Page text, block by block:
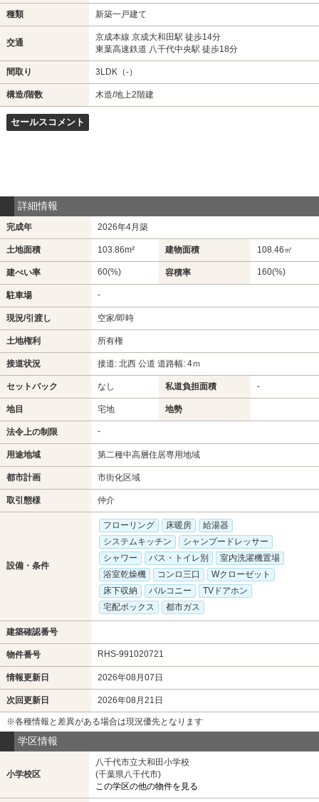
種類 新築一戸建て
交通
京成本線 京成大和田駅 徒歩14分
東葉高速鉄道 八千代中央駅 徒歩18分
間取り 3LDK（-）
構造/階数 木造/地上2階建
セールスコメント
詳細情報
完成年 2026年4月築
土地面積 103.86m² 建物面積 108.46㎡
建ぺい率 60(%) 容積率 160(%)
駐車場 -
現況/引渡し 空家/即時
土地権利 所有権
接道状況 接道: 北西 公道 道路幅: 4ｍ
セットバック なし 私道負担面積 -
地目 宅地 地勢
法令上の制限 -
用途地域 第二種中高層住居専用地域
都市計画 市街化区域
取引態様 仲介
設備・条件
フローリング 床暖房
給湯器
システムキッチン
シャンプードレッサー
シャワー
バス・トイレ別
室内洗濯機置場
浴室乾燥機
コンロ三口
Wクローゼット
床下収納
バルコニー
TVドアホン
宅配ボックス
都市ガス
建築確認番号
物件番号 RHS-991020721
情報更新日 2026年08月07日
次回更新日 2026年08月21日
※各種情報と差異がある場合は現況優先となります
学区情報
小学校区
八千代市立大和田小学校
(千葉県八千代市)
この学区の他の物件を見る